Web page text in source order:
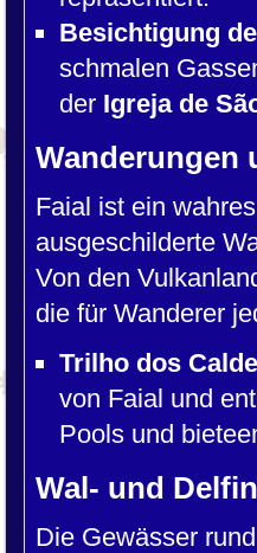
Besichtigung
schmalen
der Igreja de
Wanderungen
Faial ist ein
ausgeschilderte
Von den
die für Wanderer
Trilho dos
von Faial und
Pools und
Wal- und
Die Gewässer